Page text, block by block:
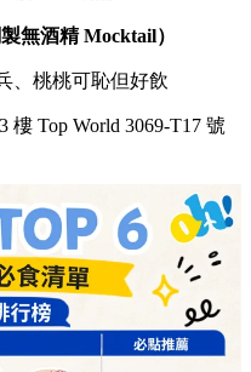
樓 Top World 3069-T26 號
酥脆層層分明）
Top World 3069-T16 號
口感，曾登開飯熱店十大）
丁燒、咖啡布丁燒